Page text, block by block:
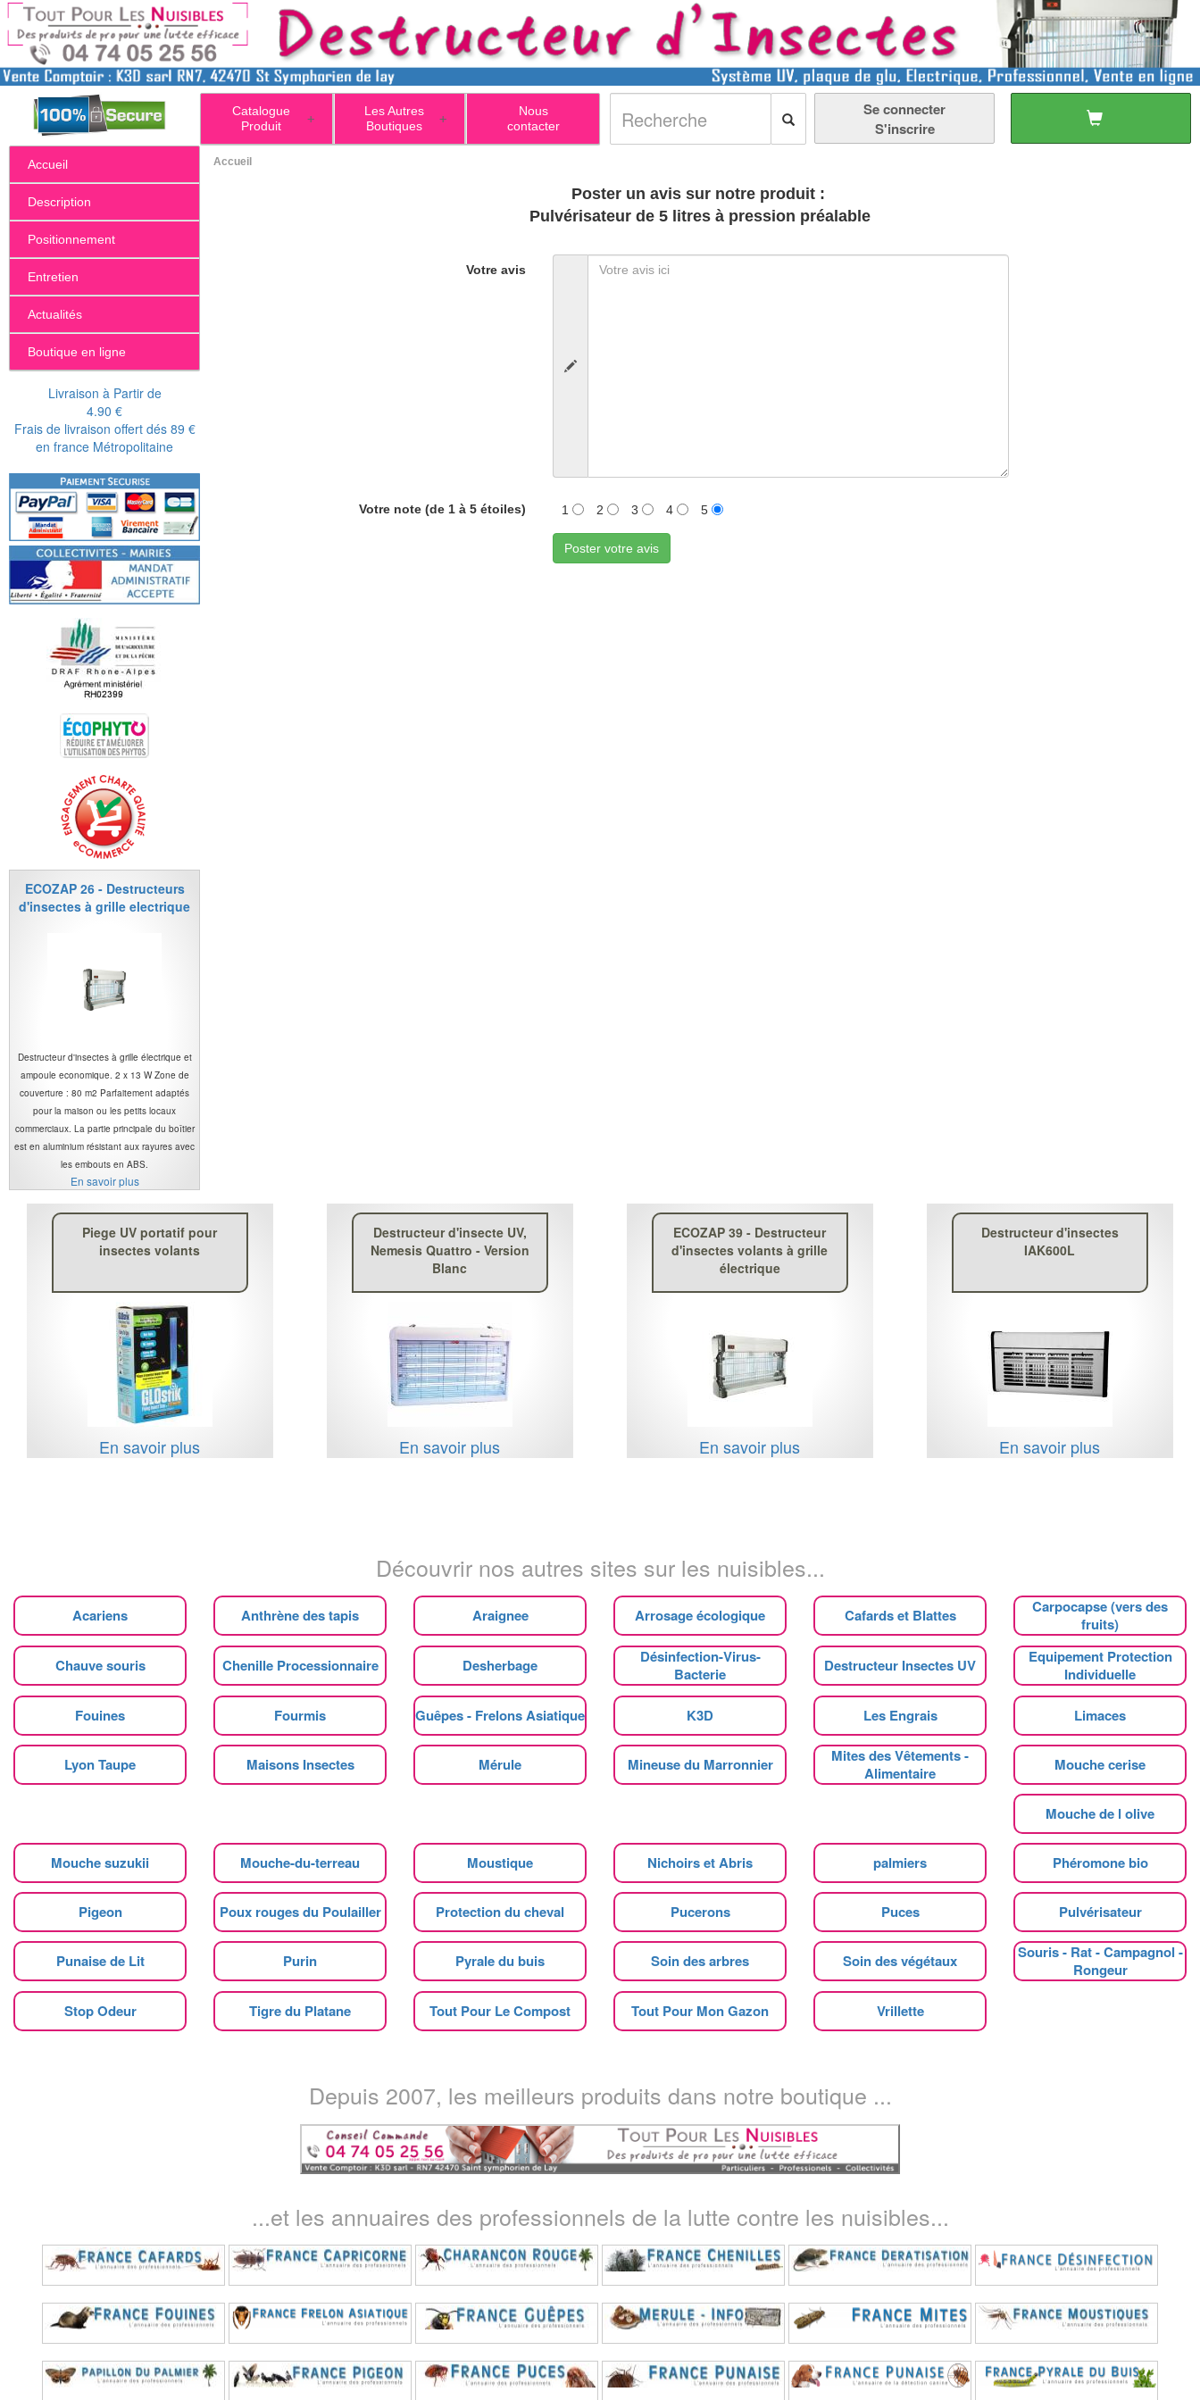
+
Catalogue
Produit
+
Les Autres
Boutiques
Nous
contacter
Se connecter
S'inscrire
Accueil
Description
Positionnement
Entretien
Actualités
Boutique en ligne
Livraison à Partir de
4.90 €
Frais de livraison offert dés 89 €
en france Métropolitaine
ECOZAP 26 - Destructeurs
d'insectes à grille electrique
Destructeur d'insectes à grille électrique et
ampoule economique. 2 x 13 W Zone de
couverture : 80 m2 Parfaitement adaptés
pour la maison ou les petits locaux
commerciaux. La partie principale du boîtier
est en aluminium résistant aux rayures avec
les embouts en ABS.
En savoir plus
Accueil
Poster un avis sur notre produit :
Pulvérisateur de 5 litres à pression préalable
Votre avis
Votre note (de 1 à 5 étoiles) 1 2 3 4 5
Poster votre avis
Piege UV portatif pour
insectes volants
En savoir plus
Destructeur d'insecte UV,
Nemesis Quattro - Version
Blanc
En savoir plus
ECOZAP 39 - Destructeur
d'insectes volants à grille
électrique
En savoir plus
Destructeur d'insectes
IAK600L
En savoir plus
Découvrir nos autres sites sur les nuisibles...
Acariens Anthrène des tapis Araignee Arrosage écologique Cafards et Blattes
Carpocapse (vers des
fruits)
Chauve souris Chenille Processionnaire Desherbage
Désinfection-Virus-
Bacterie
Destructeur Insectes UV
Equipement Protection
Individuelle
Fouines Fourmis Guêpes - Frelons Asiatique K3D Les Engrais Limaces
Lyon Taupe Maisons Insectes Mérule Mineuse du Marronnier
Mites des Vêtements -
Alimentaire
Mouche cerise
Mouche de l olive
Mouche suzukii Mouche-du-terreau Moustique Nichoirs et Abris palmiers Phéromone bio
Pigeon Poux rouges du Poulailler Protection du cheval Pucerons Puces Pulvérisateur
Punaise de Lit Purin Pyrale du buis Soin des arbres Soin des végétaux
Souris - Rat - Campagnol -
Rongeur
Stop Odeur Tigre du Platane Tout Pour Le Compost Tout Pour Mon Gazon Vrillette
Depuis 2007, les meilleurs produits dans notre boutique ...
...et les annuaires des professionnels de la lutte contre les nuisibles...